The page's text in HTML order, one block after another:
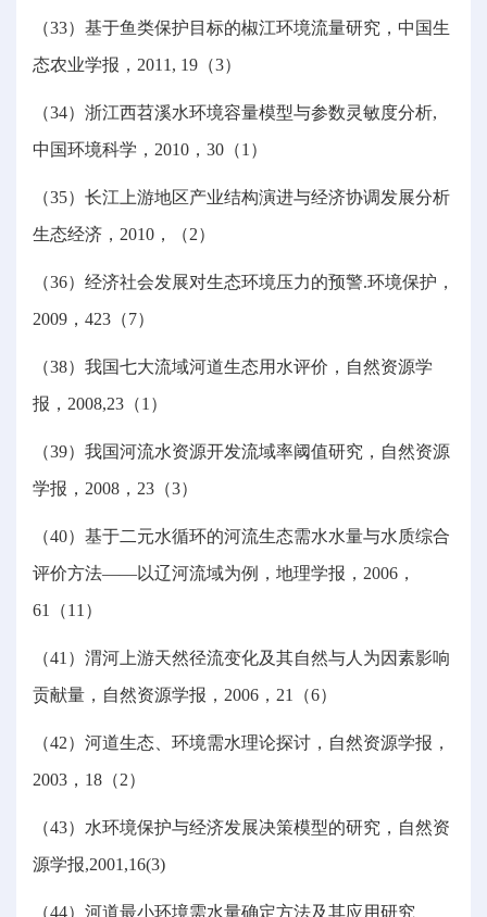
（33）基于鱼类保护目标的椒江环境流量研究，中国生
态农业学报，2011, 19（3）
（34）浙江西苕溪水环境容量模型与参数灵敏度分析,
中国环境科学，2010，30（1）
（35）长江上游地区产业结构演进与经济协调发展分析
生态经济，2010，（2）
（36）经济社会发展对生态环境压力的预警.环境保护，
2009，423（7）
（38）我国七大流域河道生态用水评价，自然资源学
报，2008,23（1）
（39）我国河流水资源开发流域率阈值研究，自然资源
学报，2008，23（3）
（40）基于二元水循环的河流生态需水水量与水质综合
评价方法——以辽河流域为例，地理学报，2006，
61（11）
（41）渭河上游天然径流变化及其自然与人为因素影响
贡献量，自然资源学报，2006，21（6）
（42）河道生态、环境需水理论探讨，自然资源学报，
2003，18（2）
（43）水环境保护与经济发展决策模型的研究，自然资
源学报,2001,16(3)
（44）河道最小环境需水量确定方法及其应用研究